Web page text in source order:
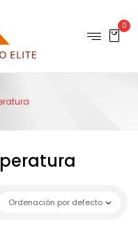
0
Ordenación por defecto